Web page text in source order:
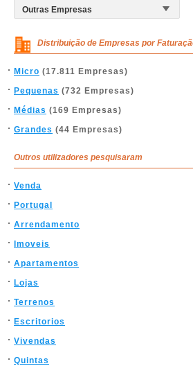
Distribuição de Empresas por
Micro (17.811 Empresas)
Pequenas (732 Empresas)
Médias (169 Empresas)
Grandes (44 Empresas)
Outros utilizadores pesquisaram
Venda
Portugal
Arrendamento
Imoveis
Apartamentos
Lojas
Terrenos
Escritorios
Vivendas
Quintas